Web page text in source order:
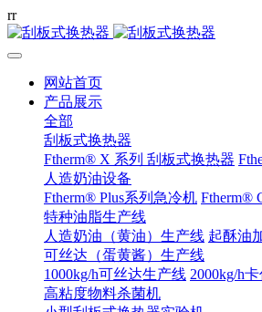
rr
网站首页
产品展示
全部
刮板式换热器
Ftherm® X 系列 刮板式换热器
人造奶油设备
Ftherm® Plus系列急冷机 Ftherm®
特种油脂生产线
人造奶油（黄油）生产线 起酥油
可丝达（蛋黄酱）生产线
1000kg/h可丝达生产线 2000kg/h
高粘度物料杀菌机